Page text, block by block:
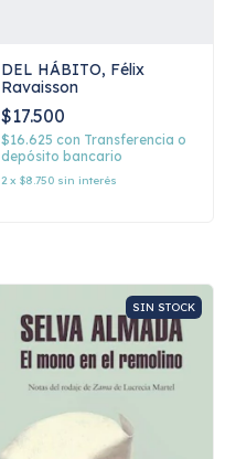
DEL HÁBITO, Félix
Ravaisson
$17.500
$16.625 con Transferencia o
depósito bancario
2 x $8.750 sin interés
SIN STOCK